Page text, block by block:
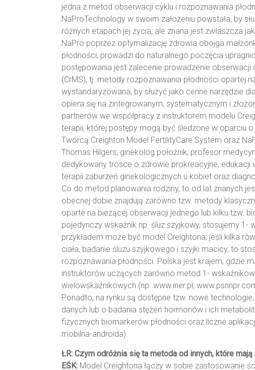
jedna z metod obserwacji cyklu i rozpoznawania
NaProTechnology w swoim założeniu powstała, by
różnych etapach jej życia, ale znana jest zwłaszcza
NaPro poprzez optymalizację zdrowia obojga
płodności, prowadzi do naturalnego poczęcia
postępowania jest zalecenie prowadzenie
(CrMS), tj. metody rozpoznawania płodności opartej
wystandaryzowana, by służyć jako cenne narzędzie
opiera się na zintegrowanym, systematycznym i
partnerów we współpracy z instruktorem modelu
terapii, której postępy mogą być śledzone w oparciu
Twórcą Creighton Model FertilityCare System oraz
Thomas Hilgers, ginekolog położnik, profesor
dedykowany trosce o zdrowie prokreacyjne, edukacji
terapii zaburzeń ginekologicznych u kobiet oraz
Co do metod planowania rodziny, to od lat znanych
obecnej dobie znajdują zarówno tzw. metody
oparte na bieżącej obserwacji jednego lub kilku tzw.
pojedynczy wskaźnik np. śluz szyjkowy, stosujemy 1-
przykładem może być model Creightona; jeśli kilka
ciała, badanie śluzu szyjkowego i szyjki macicy, to
rozpoznawania płodności. Polska jest krajem, gdzie
instruktorów uczących zarówno metod 1-
wielowskaźnikowych (np. www.iner.pl,
Ponadto, na rynku są dostępne tzw. nowe
danych lub o badania stężeń hormonów i ich
fizycznych biomarkerów płodności oraz liczne
mobilna-androida).
ŁR: Czym odróżnia się ta metoda od innych, które
EŚK: Model Creightona łączy w sobie zastosowanie